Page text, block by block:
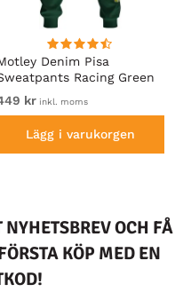
Denim Pisa
Racing Green
kr inkl. moms
Lägg i varukorgen
OCH FÅ
KÖP MED EN